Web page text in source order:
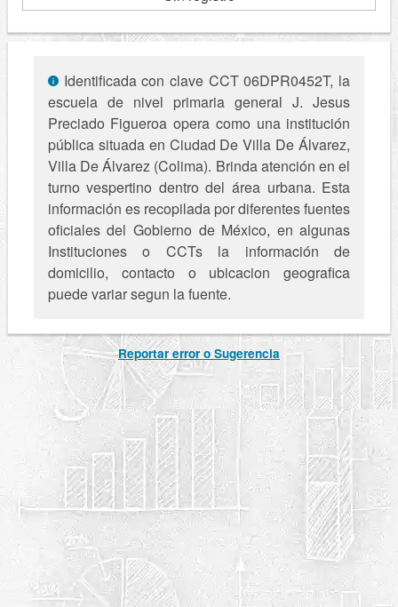
Identificada con clave CCT 06DPR0452T, la
escuela de nivel primaria general J. Jesus
Preciado Figueroa opera como una institución
pública situada en Ciudad De Villa De Álvarez,
Villa De Álvarez (Colima). Brinda atención en el
turno vespertino dentro del área urbana. Esta
información es recopilada por diferentes fuentes
oficiales del Gobierno de México, en algunas
Instituciones o CCTs la información de
domicilio, contacto o ubicacion geografica
puede variar segun la fuente.
Reportar error o Sugerencia